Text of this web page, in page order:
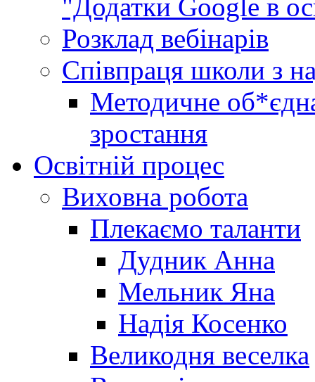
"Додатки Google в
Розклад вебінарів
Співпраця школи з
Методичне
зростання
Освітній процес
Виховна робота
Плекаємо таланти
Дудник Анна
Мельник Яна
Надія Косенко
Великодня веселка